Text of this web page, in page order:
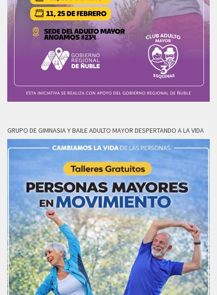
GRUPO DE GIMNASIA Y BAILE ADULTO MAYOR DESPERTANDO A LA VIDA